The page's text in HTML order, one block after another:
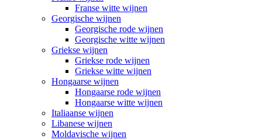
Franse witte wijnen
Georgische wijnen
Georgische rode wijnen
Georgische witte wijnen
Griekse wijnen
Griekse rode wijnen
Griekse witte wijnen
Hongaarse wijnen
Hongaarse rode wijnen
Hongaarse witte wijnen
Italiaanse wijnen
Libanese wijnen
Moldavische wijnen